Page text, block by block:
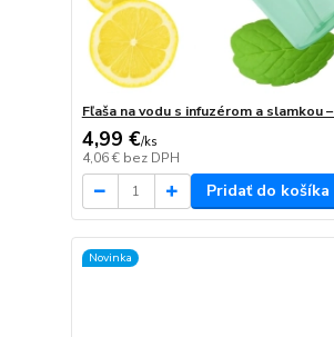
Fľaša na vodu s infuzérom a slamkou
4,99 €/ks
4,06 € bez DPH
Pridať do košíka
Novinka